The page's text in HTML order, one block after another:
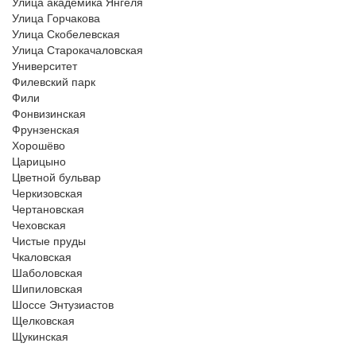
Улица Горчакова
Улица Скобелевская
Улица Старокачаловская
Университет
Филевский парк
Фили
Фонвизинская
Фрунзенская
Хорошёво
Царицыно
Цветной бульвар
Черкизовская
Чертановская
Чеховская
Чистые пруды
Чкаловская
Шаболовская
Шипиловская
Шоссе Энтузиастов
Щелковская
Щукинская